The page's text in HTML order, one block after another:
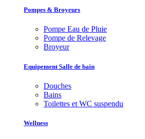
Pompes & Broyeurs
Pompe Eau de Pluie
Pompe de Relevage
Broyeur
Equipement Salle de bain
Douches
Bains
Toilettes et WC suspendu
Wellness